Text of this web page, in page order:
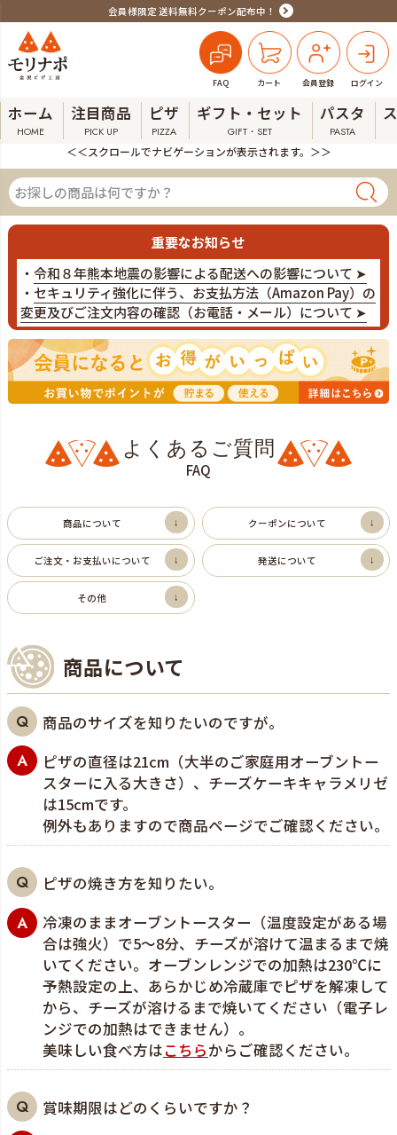
会員様限定 送料無料クーポン配布中！
FAQ カート 会員登録 ログイン
ホーム
HOME
注目商品
PICK UP
ピザ
PIZZA
ギフト・セット
GIFT・SET
パスタ
PASTA
＜＜スクロールでナビゲーションが表示されます。＞＞
重要なお知らせ
・ 令和８年熊本地震の影響による配送への影響について ➤
・ セキュリティ強化に伴う、お支払方法（Amazon Pay）の
変更及びご注文内容の確認（お電話・メール）について ➤
よくあるご質問
FAQ
商品について クーポンについて
ご注文・お支払いについて 発送について
その他
商品について
商品のサイズを知りたいのですが。
ピザの直径は21cm（大半のご家庭用オーブントー
スターに入る大きさ）、チーズケーキキャラメリゼ
は15cmです。
例外もありますので商品ページでご確認ください。
ピザの焼き方を知りたい。
冷凍のままオーブントースター（温度設定がある場
合は強火）で5～8分、チーズが溶けて温まるまで焼
いてください。オーブンレンジでの加熱は230℃に
予熱設定の上、あらかじめ冷蔵庫でピザを解凍して
から、チーズが溶けるまで焼いてください（電子レ
ンジでの加熱はできません）。
美味しい食べ方はこちらからご確認ください。
賞味期限はどのくらいですか？